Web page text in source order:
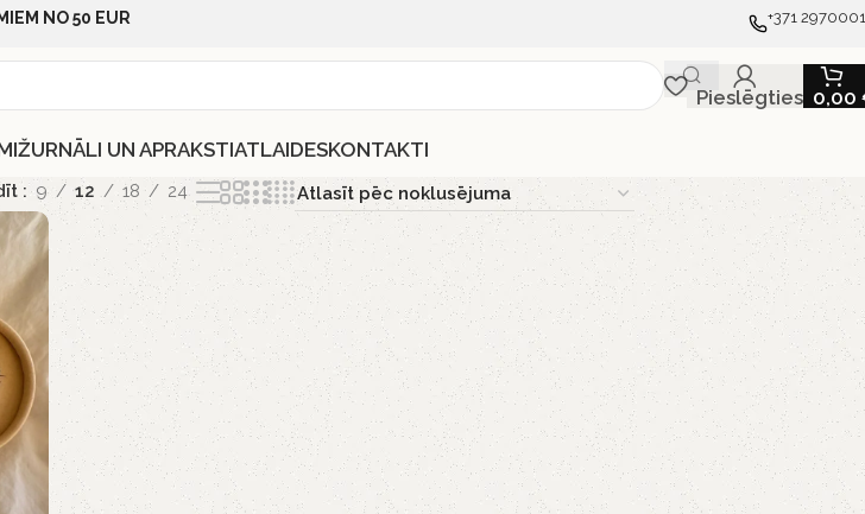
NO 50 EUR +371
Pieslēgties 0,00
ŽURNĀLI UN APRAKSTIATLAIDESKONTAKTI
9 12 18 24